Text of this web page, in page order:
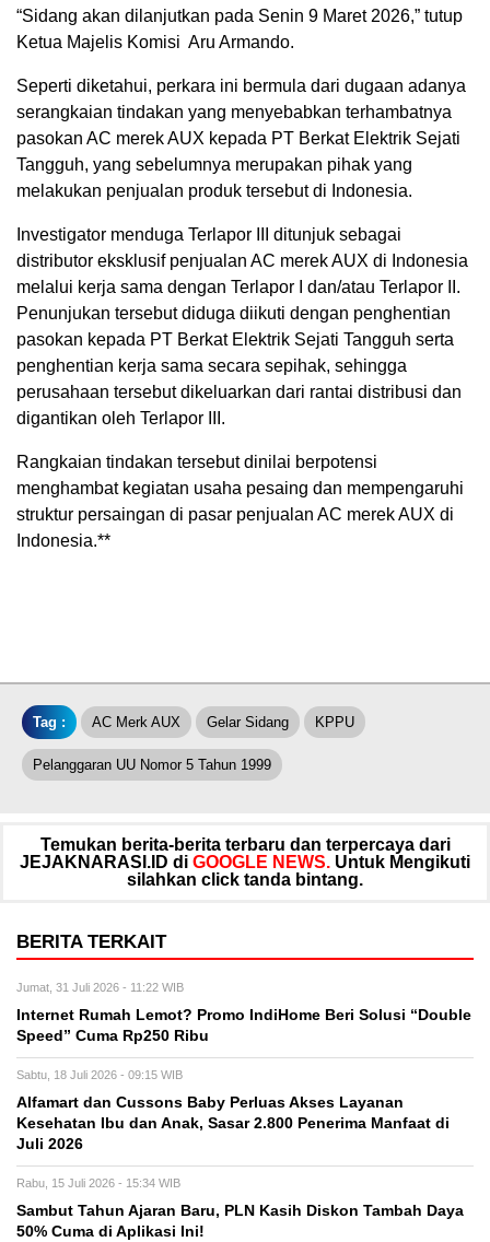
“Sidang akan dilanjutkan pada Senin 9 Maret 2026,” tutup
Ketua Majelis Komisi Aru Armando.
Seperti diketahui, perkara ini bermula dari dugaan adanya
serangkaian tindakan yang menyebabkan terhambatnya
pasokan AC merek AUX kepada PT Berkat Elektrik Sejati
Tangguh, yang sebelumnya merupakan pihak yang
melakukan penjualan produk tersebut di Indonesia.
Investigator menduga Terlapor III ditunjuk sebagai
distributor eksklusif penjualan AC merek AUX di Indonesia
melalui kerja sama dengan Terlapor I dan/atau Terlapor II.
Penunjukan tersebut diduga diikuti dengan penghentian
pasokan kepada PT Berkat Elektrik Sejati Tangguh serta
penghentian kerja sama secara sepihak, sehingga
perusahaan tersebut dikeluarkan dari rantai distribusi dan
digantikan oleh Terlapor III.
Rangkaian tindakan tersebut dinilai berpotensi
menghambat kegiatan usaha pesaing dan mempengaruhi
struktur persaingan di pasar penjualan AC merek AUX di
Indonesia.**
Tag : AC Merk AUX Gelar Sidang KPPU
Pelanggaran UU Nomor 5 Tahun 1999
Temukan berita-berita terbaru dan terpercaya dari
JEJAKNARASI.ID di GOOGLE NEWS. Untuk Mengikuti
silahkan click tanda bintang.
BERITA TERKAIT
Jumat, 31 Juli 2026 - 11:22 WIB
Internet Rumah Lemot? Promo IndiHome Beri Solusi “Double
Speed” Cuma Rp250 Ribu
Sabtu, 18 Juli 2026 - 09:15 WIB
Alfamart dan Cussons Baby Perluas Akses Layanan
Kesehatan Ibu dan Anak, Sasar 2.800 Penerima Manfaat di
Juli 2026
Rabu, 15 Juli 2026 - 15:34 WIB
Sambut Tahun Ajaran Baru, PLN Kasih Diskon Tambah Daya
50% Cuma di Aplikasi Ini!